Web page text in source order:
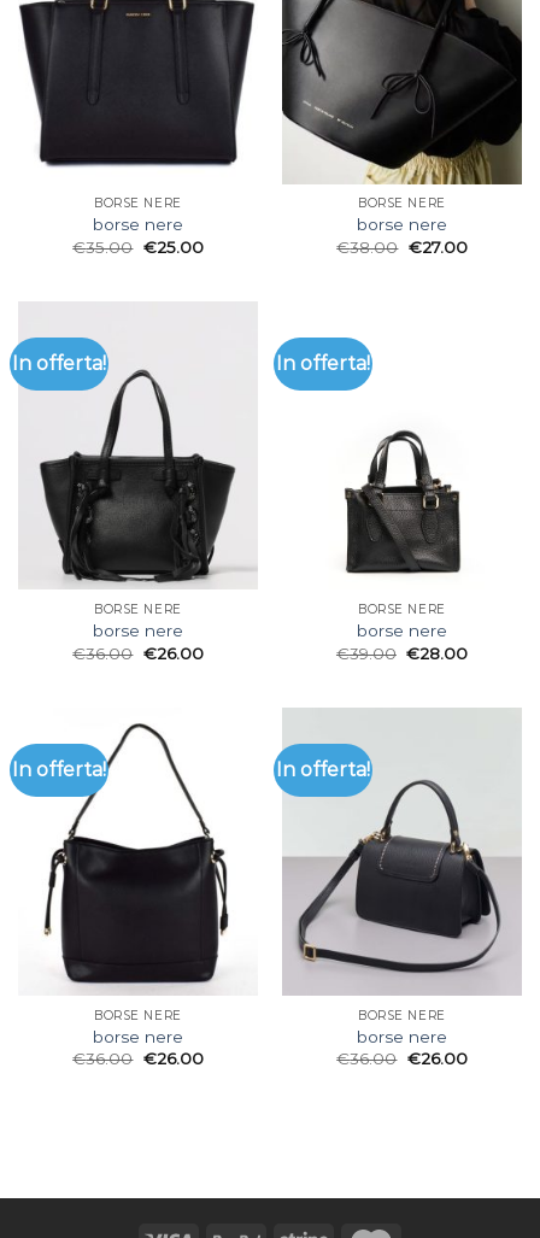
BORSE NERE
borse nere
€35.00 €25.00
BORSE NERE
borse nere
€38.00 €27.00
In offerta!
BORSE NERE
borse nere
€36.00 €26.00
In offerta!
BORSE NERE
borse nere
€39.00 €28.00
In offerta!
BORSE NERE
borse nere
€36.00 €26.00
In offerta!
BORSE NERE
borse nere
€36.00 €26.00